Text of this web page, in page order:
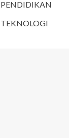
PENDIDIKAN
TEKNOLOGI